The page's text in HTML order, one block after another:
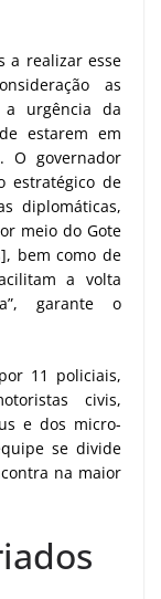
a realizar esse
as
a urgência da
estarem em
O governador
estratégico de
diplomáticas,
meio do Gote
bem como de
a volta
garante o
11 policiais,
civis,
e dos micro-
se divide
na maior